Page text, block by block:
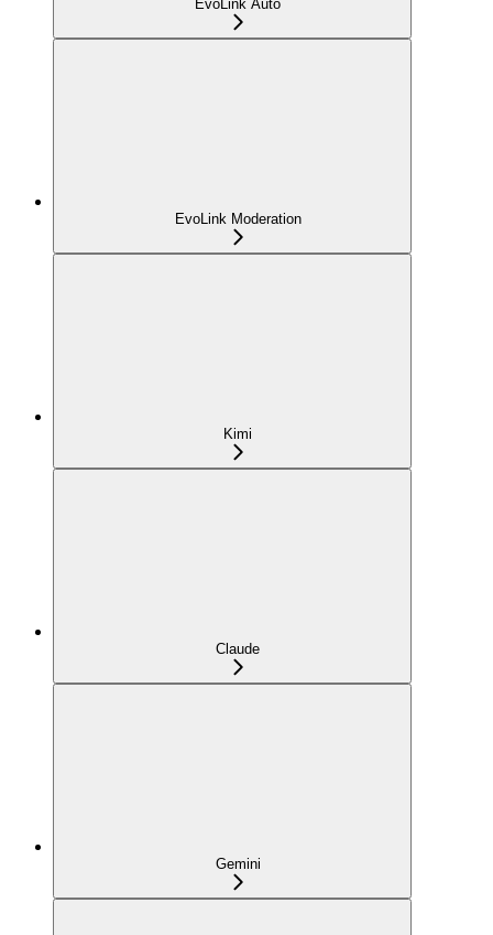
EvoLink Auto
EvoLink Moderation
Kimi
Claude
Gemini